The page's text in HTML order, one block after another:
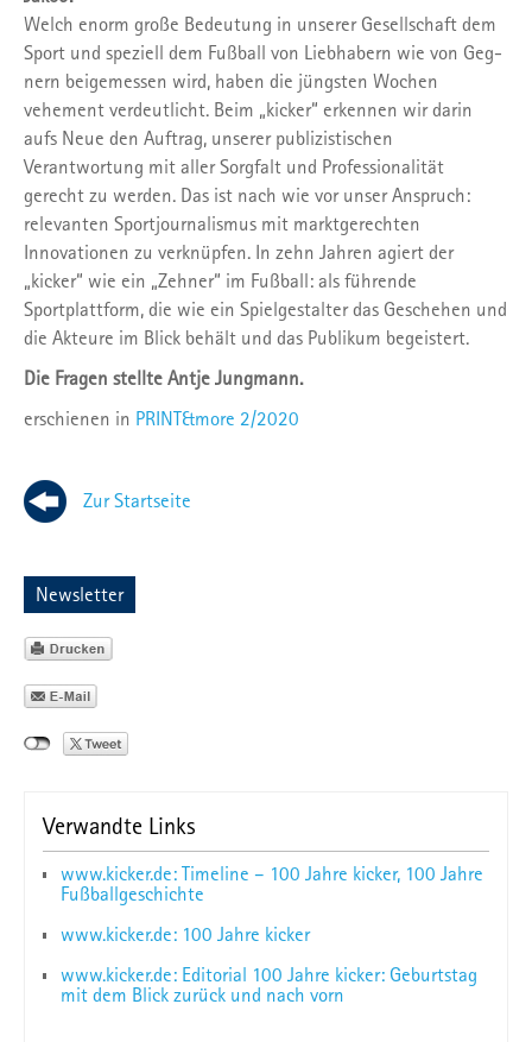
Welch enorm große Bedeutung in unserer Gesellschaft dem
Sport und speziell dem Fußball von Liebhabern wie von Geg­
nern beigemessen wird, haben die jüngsten Wochen
vehement verdeutlicht. Beim „kicker“ erkennen wir darin
aufs Neue den Auftrag, unserer publizistischen
Verantwortung mit aller Sorgfalt und Professionalität
gerecht zu werden. Das ist nach wie vor unser Anspruch:
relevanten Sportjournalismus mit marktgerechten
Innovationen zu verknüpfen. In zehn Jahren agiert der
„kicker“ wie ein „Zehner“ im Fußball: als führende
Sportplattform, die wie ein Spielgestalter das Geschehen und
die Akteure im Blick behält und das Publikum begeistert.
Die Fragen stellte Antje Jungmann.
erschienen in PRINT&more 2/2020
Zur Startseite
Newsletter
Verwandte Links
www.kicker.de: Timeline – 100 Jahre kicker, 100 Jahre
Fußballgeschichte
www.kicker.de: 100 Jahre kicker
www.kicker.de: Editorial 100 Jahre kicker: Geburtstag
mit dem Blick zurück und nach vorn